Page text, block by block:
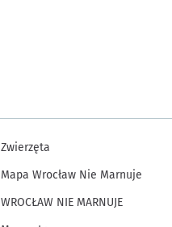
Zwierzęta
Mapa Wrocław Nie Marnuje
WROCŁAW NIE MARNUJE